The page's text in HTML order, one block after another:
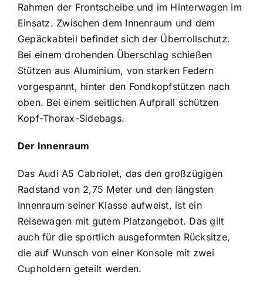
Rahmen der Frontscheibe und im Hinterwagen im
Einsatz. Zwischen dem Innenraum und dem
Gepäckabteil befindet sich der Überrollschutz.
Bei einem drohenden Überschlag schießen
Stützen aus Aluminium, von starken Federn
vorgespannt, hinter den Fondkopfstützen nach
oben. Bei einem seitlichen Aufprall schützen
Kopf-Thorax-Sidebags.
Der Innenraum
Das Audi A5 Cabriolet, das den großzügigen
Radstand von 2,75 Meter und den längsten
Innenraum seiner Klasse aufweist, ist ein
Reisewagen mit gutem Platzangebot. Das gilt
auch für die sportlich ausgeformten Rücksitze,
die auf Wunsch von einer Konsole mit zwei
Cupholdern geteilt werden.